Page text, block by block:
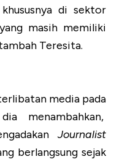
di sektor
masih memiliki
Teresita.
media pada
menambahkan,
Journalist
berlangsung sejak